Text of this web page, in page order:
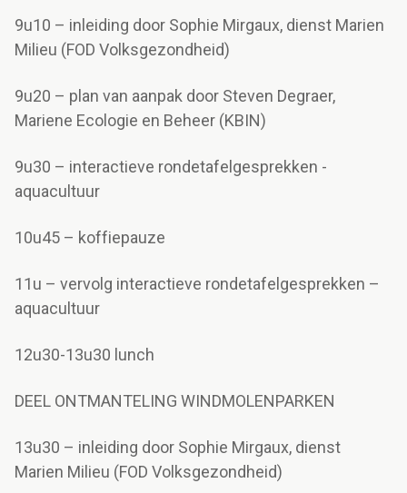
9u10 – inleiding door Sophie Mirgaux, dienst Marien
Milieu (FOD Volksgezondheid)
9u20 – plan van aanpak door Steven Degraer,
Mariene Ecologie en Beheer (KBIN)
9u30 – interactieve rondetafelgesprekken -
aquacultuur
10u45 – koffiepauze
11u – vervolg interactieve rondetafelgesprekken –
aquacultuur
12u30-13u30 lunch
DEEL ONTMANTELING WINDMOLENPARKEN
13u30 – inleiding door Sophie Mirgaux, dienst
Marien Milieu (FOD Volksgezondheid)